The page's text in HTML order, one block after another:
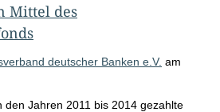
Mittel des
deutscher Banken e.V. am
den Jahren 2011 bis 2014 gezahlte